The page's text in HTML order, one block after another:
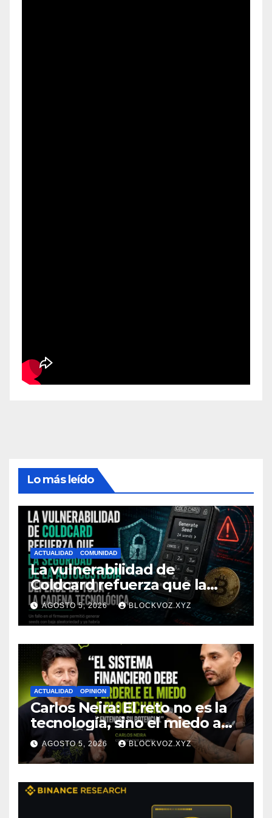
Lo más leído
ACTUALIDAD COMUNIDAD
La vulnerabilidad de
Coldcard refuerza que la
seguridad de la autocustodia
depende de toda la cadena
tecnológica, afirma CoinEx
Research
AGOSTO 5, 2026 BLOCKVOZ.XYZ
ACTUALIDAD OPINION
Carlos Neira: El reto no es la
tecnología, sino el miedo a
entenderla
AGOSTO 5, 2026 BLOCKVOZ.XYZ